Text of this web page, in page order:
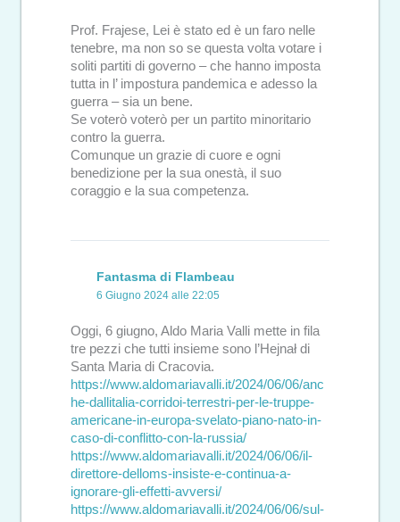
Prof. Frajese, Lei è stato ed è un faro nelle
tenebre, ma non so se questa volta votare i
soliti partiti di governo – che hanno imposta
tutta in l’ impostura pandemica e adesso la
guerra – sia un bene.
Se voterò voterò per un partito minoritario
contro la guerra.
Comunque un grazie di cuore e ogni
benedizione per la sua onestà, il suo
coraggio e la sua competenza.
Fantasma di Flambeau
6 Giugno 2024 alle 22:05
Oggi, 6 giugno, Aldo Maria Valli mette in fila
tre pezzi che tutti insieme sono l’Hejnał di
Santa Maria di Cracovia.
https://www.aldomariavalli.it/2024/06/06/anc
he-dallitalia-corridoi-terrestri-per-le-truppe-
americane-in-europa-svelato-piano-nato-in-
caso-di-conflitto-con-la-russia/
https://www.aldomariavalli.it/2024/06/06/il-
direttore-delloms-insiste-e-continua-a-
ignorare-gli-effetti-avversi/
https://www.aldomariavalli.it/2024/06/06/sul-